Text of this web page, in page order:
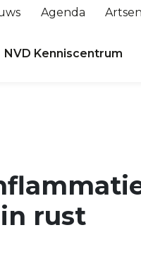
Agenda
NVD Kenniscentrum
rust